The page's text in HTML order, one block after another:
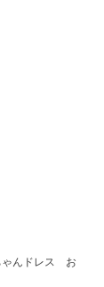
んドレス お